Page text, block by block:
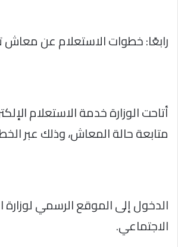
رابعًا: خطوات الاستعلام عن معاش
أتاحت الوزارة خدمة الاستعلام
متابعة حالة المعاش، وذلك عبر
الدخول إلى الموقع الرسمي لوزارة
الاجتماعي.